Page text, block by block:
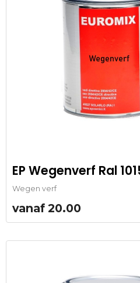
EP Wegenverf Ral
Wegen verf
vanaf 20.00